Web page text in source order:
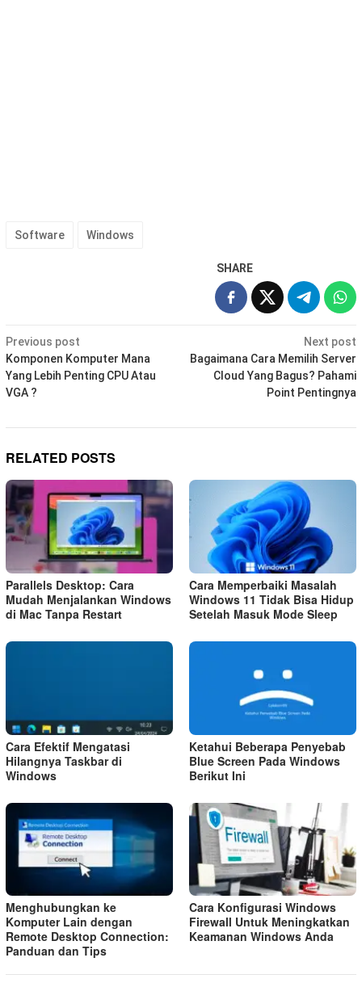
Software Windows
SHARE
Post
navigation
Previous post
Komponen Komputer Mana
Yang Lebih Penting CPU Atau
VGA ?
Next post
Bagaimana Cara Memilih Server
Cloud Yang Bagus? Pahami
Point Pentingnya
RELATED POSTS
Parallels Desktop: Cara
Mudah Menjalankan Windows
di Mac Tanpa Restart
Cara Memperbaiki Masalah
Windows 11 Tidak Bisa Hidup
Setelah Masuk Mode Sleep
Cara Efektif Mengatasi
Hilangnya Taskbar di
Windows
Ketahui Beberapa Penyebab
Blue Screen Pada Windows
Berikut Ini
Menghubungkan ke
Komputer Lain dengan
Remote Desktop Connection:
Panduan dan Tips
Cara Konfigurasi Windows
Firewall Untuk Meningkatkan
Keamanan Windows Anda